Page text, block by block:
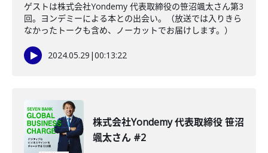
ゲストは株式会社Yondemy 代表取締役の笹沼颯太さん第3
回。ヨンデミーによる本との出会い。（放送では入りきら
なかったトークも含め、ノーカットでお届けします。）
2024.05.29 |00:13:22
株式会社Yondemy 代表取締役 笹沼
颯太さん #2